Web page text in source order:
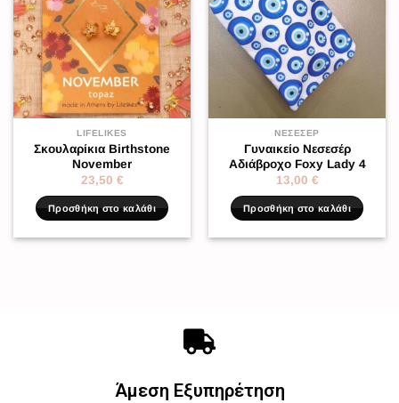
LIFELIKES
Σκουλαρίκια Birthstone
November
23,50 €
Προσθήκη στο καλάθι
ΝΕΣΕΣΈΡ
Γυναικείο Νεσεσέρ
Αδιάβροχο Foxy Lady 4
13,00 €
Προσθήκη στο καλάθι
Άμεση Εξυπηρέτηση